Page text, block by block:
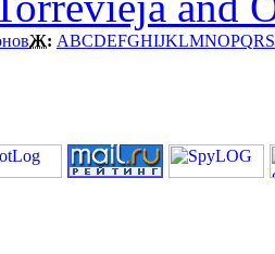
Ж: ABCDEFGHIJKLMNOPQRS